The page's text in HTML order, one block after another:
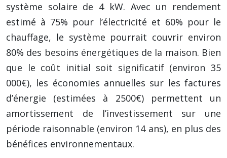
système solaire de 4 kW. Avec un rendement
estimé à 75% pour l’électricité et 60% pour le
chauffage, le système pourrait couvrir environ
80% des besoins énergétiques de la maison. Bien
que le coût initial soit significatif (environ 35
000€), les économies annuelles sur les factures
d’énergie (estimées à 2500€) permettent un
amortissement de l’investissement sur une
période raisonnable (environ 14 ans), en plus des
bénéfices environnementaux.